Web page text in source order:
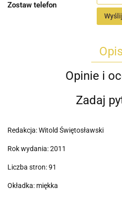
Zostaw telefon
Wyślij
Opinie i
Zadaj
Redakcja: Witold Świętosławski
Rok wydania: 2011
Liczba stron: 91
Okładka: miękka